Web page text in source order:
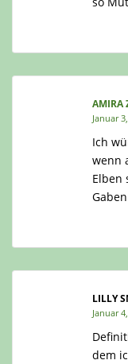
AMIRA
Januar
Ich
wenn
Elben
LILLY
Januar
dem